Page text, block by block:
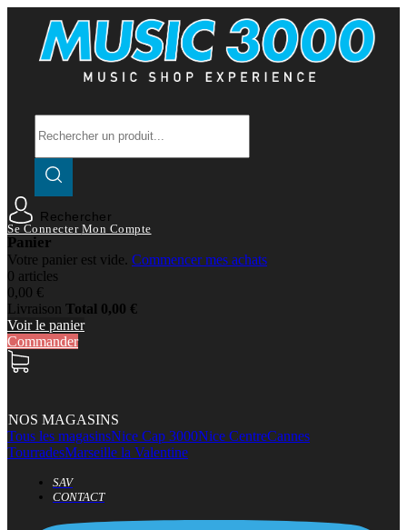
Rechercher
Se Connecter Mon Compte
Panier
Votre panier est vide. Commencer mes achats
0 articles
0,00 €
Livraison Total 0,00 €
Voir le panier
Commander
NOS MAGASINS
Tous les magasinsNice Cap 3000Nice CentreCannes
TourradesMarseille la Valentine
SAV
CONTACT